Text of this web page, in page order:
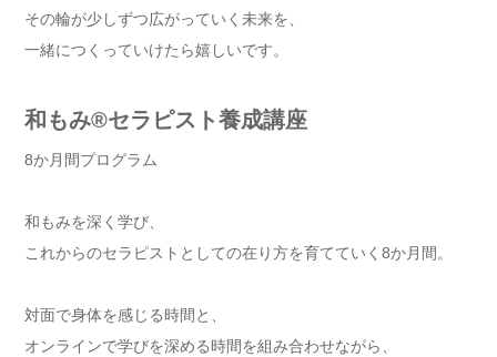
その輪が少しずつ広がっていく未来を、
一緒につくっていけたら嬉しいです。
和もみ®セラピスト養成講座
8か月間プログラム
和もみを深く学び、
これからのセラピストとしての在り方を育てていく8か月間。
対面で身体を感じる時間と、
オンラインで学びを深める時間を組み合わせながら、